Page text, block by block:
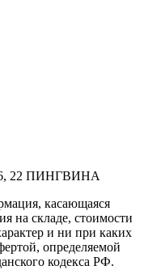
, 22 ПИНГВИНА
касающаяся
на складе, стоимости
и ни при каких
определяемой
кодекса РФ.